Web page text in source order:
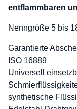
entflammbaren
Nenngröße 5 bis
Garantierte
ISO 16889
Universell
synthetische